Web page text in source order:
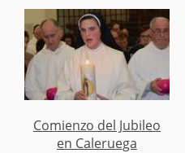
Comienzo del Jubileo
en Caleruega